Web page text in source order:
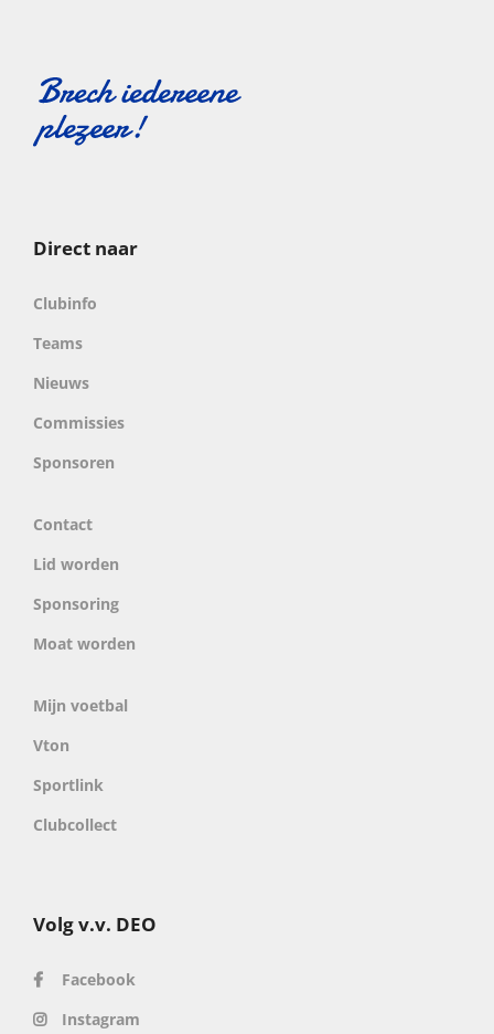
Direct naar
Clubinfo
Teams
Nieuws
Commissies
Sponsoren
Contact
Lid worden
Sponsoring
Moat worden
Mijn voetbal
Vton
Sportlink
Clubcollect
Volg v.v. DEO
Facebook
Instagram